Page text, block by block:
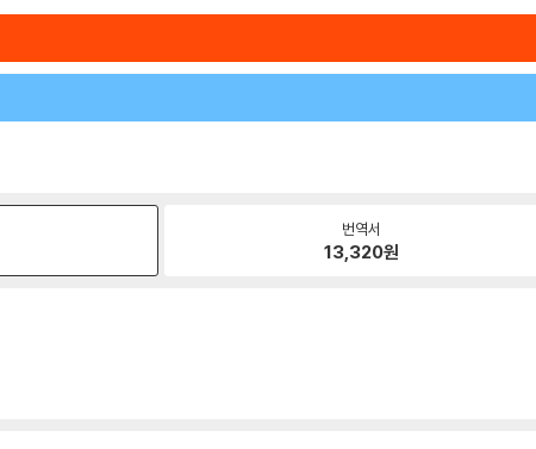
번역서
13,320원